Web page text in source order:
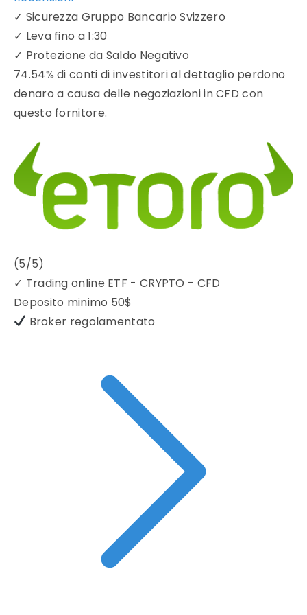
✓ Sicurezza Gruppo Bancario Svizzero
✓ Leva fino a 1:30
✓ Protezione da Saldo Negativo
74.54% di conti di investitori al dettaglio perdono
denaro a causa delle negoziazioni in CFD con
questo fornitore.
(5/5)
✓ Trading online ETF - CRYPTO - CFD
Deposito minimo 50$
Broker regolamentato